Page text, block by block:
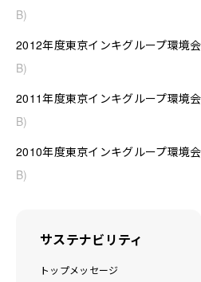
B)
2012年度東京インキグループ環境
B)
2011年度東京インキグループ環境
B)
2010年度東京インキグループ環境
B)
サステナビリティ
トップメッセージ